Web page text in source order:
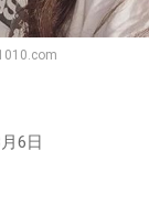
6日